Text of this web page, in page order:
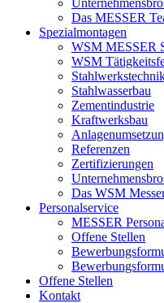
Das MESSER
Spezialmontagen
WSM MESSER
WSM
Stahlwasserbau
Zementindustrie
Kraftwerksbau
Referenzen
Zertifizierungen
Das WSM
Personalservice
MESSER
Offene Stellen
Offene Stellen
Kontakt